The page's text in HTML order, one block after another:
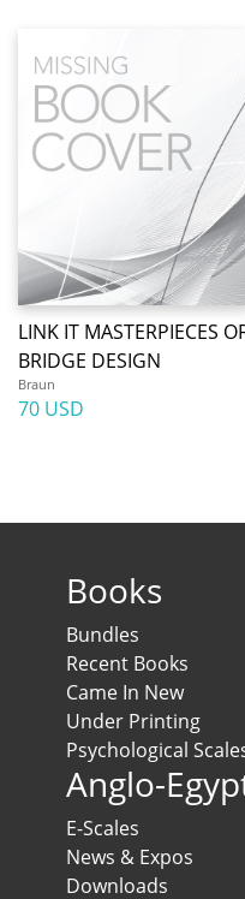
LINK IT MASTERPIECES
BRIDGE DESIGN
Braun
70 USD
Books
Bundles
Recent Books
Came In New
Under Printing
Psychological
Anglo-
E-Scales
News & Expos
Downloads